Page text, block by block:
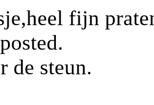
fijn
de steun.